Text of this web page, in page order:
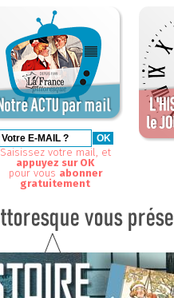
Saisissez votre mail, et
appuyez sur OK
pour vous abonner
gratuitement